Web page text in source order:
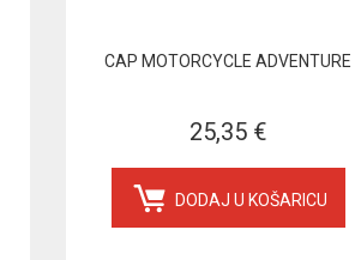
CAP MOTORCYCLE ADVENTURE
25,35 €
DODAJ U KOŠARICU